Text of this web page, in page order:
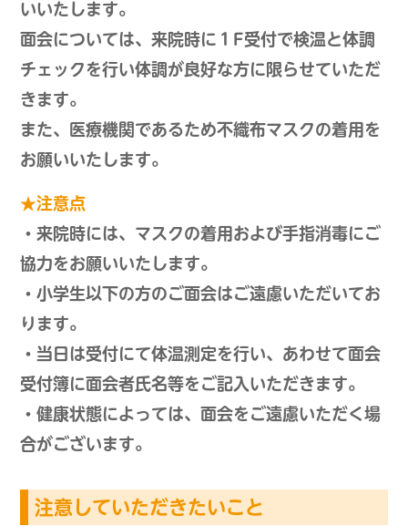
いいたします。
面会については、来院時に１F受付で検温と体調
チェックを行い体調が良好な方に限らせていただ
きます。
また、医療機関であるため不織布マスクの着用を
お願いいたします。
★注意点
・来院時には、マスクの着用および手指消毒にご
協力をお願いいたします。
・小学生以下の方のご面会はご遠慮いただいてお
ります。
・当日は受付にて体温測定を行い、あわせて面会
受付簿に面会者氏名等をご記入いただきます。
・健康状態によっては、面会をご遠慮いただく場
合がございます。
注意していただきたいこと